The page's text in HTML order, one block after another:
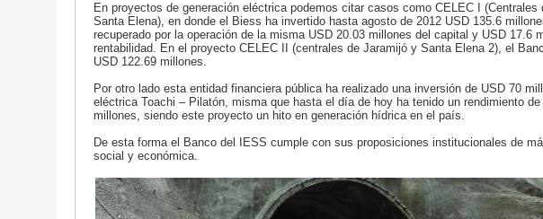
En proyectos de generación eléctrica podemos citar casos como CELEC I (Centrales
Santa Elena), en donde el Biess ha invertido hasta agosto de 2012 USD 135.6
recuperado por la operación de la misma USD 20.03 millones del capital y USD 17.6
rentabilidad. En el proyecto CELEC II (centrales de Jaramijó y Santa Elena 2), el
USD 122.69 millones.
Por otro lado esta entidad financiera pública ha realizado una inversión de USD 70
eléctrica Toachi – Pilatón, misma que hasta el día de hoy ha tenido un rendimiento de
millones, siendo este proyecto un hito en generación hídrica en el país.
De esta forma el Banco del IESS cumple con sus proposiciones institucionales de
social y económica.